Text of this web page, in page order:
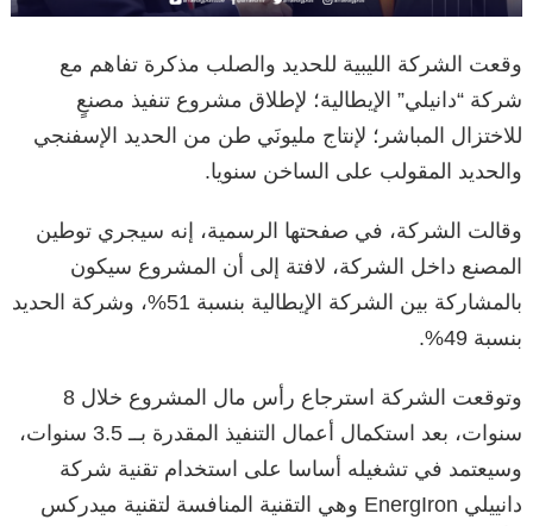
وقعت الشركة الليبية للحديد والصلب مذكرة تفاهم مع
شركة “دانيلي” الإيطالية؛ لإطلاق مشروع تنفيذ مصنعٍ
للاختزال المباشر؛ لإنتاج مليونَي طن من الحديد الإسفنجي
والحديد المقولب على الساخن سنويا.
وقالت الشركة، في صفحتها الرسمية، إنه سيجري توطين
المصنع داخل الشركة، لافتة إلى أن المشروع سيكون
بالمشاركة بين الشركة الإيطالية بنسبة 51%، وشركة الحديد
بنسبة 49%.
وتوقعت الشركة استرجاع رأس مال المشروع خلال 8
سنوات، بعد استكمال أعمال التنفيذ المقدرة بــ 3.5 سنوات،
وسيعتمد في تشغيله أساسا على استخدام تقنية شركة
دانييلي EnergIron وهي التقنية المنافسة لتقنية ميدركس